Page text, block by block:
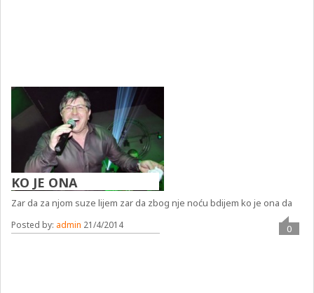
KO JE ONA
Zar da za njom suze lijem zar da zbog nje noću bdijem ko je ona da
Posted by: admin 21/4/2014 0